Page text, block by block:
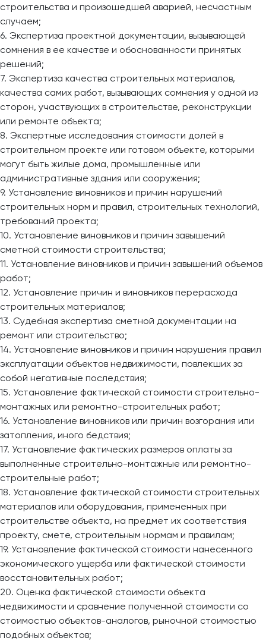
строительства и произошедшей аварией, несчастным
случаем;
6. Экспертиза проектной документации, вызывающей
сомнения в ее качестве и обоснованности принятых
решений;
7. Экспертиза качества строительных материалов,
качества самих работ, вызывающих сомнения у одной из
сторон, участвующих в строительстве, реконструкции
или ремонте объекта;
8. Экспертные исследования стоимости долей в
строительном проекте или готовом объекте, которыми
могут быть жилые дома, промышленные или
административные здания или сооружения;
9. Установление виновников и причин нарушений
строительных норм и правил, строительных технологий,
требований проекта;
10. Установление виновников и причин завышений
сметной стоимости строительства;
11. Установление виновников и причин завышений объемов
работ;
12. Установление причин и виновников перерасхода
строительных материалов;
13. Судебная экспертиза сметной документации на
ремонт или строительство;
14. Установление виновников и причин нарушения правил
эксплуатации объектов недвижимости, повлекших за
собой негативные последствия;
15. Установление фактической стоимости строительно-
монтажных или ремонтно-строительных работ;
16. Установление виновников или причин возгорания или
затопления, иного бедствия;
17. Установление фактических размеров оплаты за
выполненные строительно-монтажные или ремонтно-
строительные работ;
18. Установление фактической стоимости строительных
материалов или оборудования, примененных при
строительстве объекта, на предмет их соответствия
проекту, смете, строительным нормам и правилам;
19. Установление фактической стоимости нанесенного
экономического ущерба или фактической стоимости
восстановительных работ;
20. Оценка фактической стоимости объекта
недвижимости и сравнение полученной стоимости со
стоимостью объектов-аналогов, рыночной стоимостью
подобных объектов;